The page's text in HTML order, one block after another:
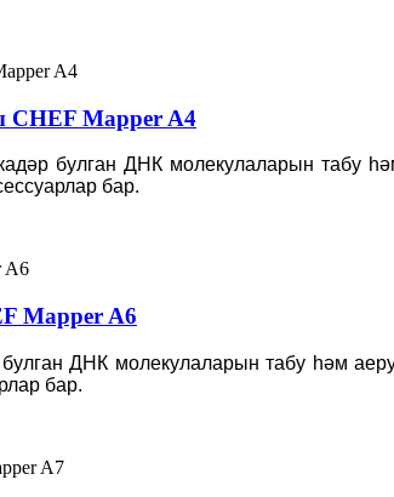
CHEF Mapper A4
булган ДНК молекулаларын табу
бар.
Mapper A6
ДНК молекулаларын табу һәм
бар.